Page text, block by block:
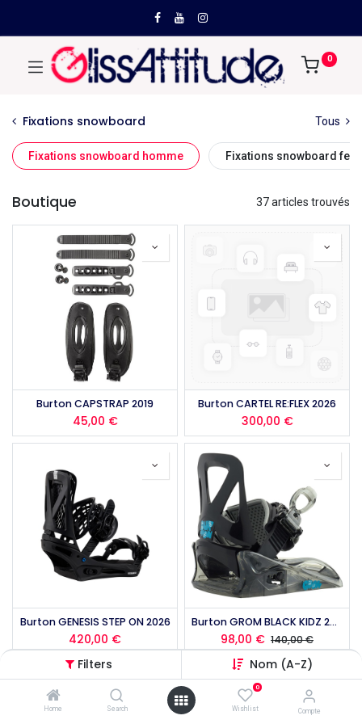
Filters Nom (A-Z)
Home Search
0
Wishlist Compte
0
Fixations snowboard Tous
Fixations snowboard homme Fixations snowboard
Boutique 37 articles trouvés
Burton CAPSTRAP 2019
45,00 €
Burton CARTEL RE:FLEX 2026
300,00 €
Burton GENESIS STEP ON 2026
420,00 €
Burton GROM BLACK KIDZ 2018
98,00 € 140,00€